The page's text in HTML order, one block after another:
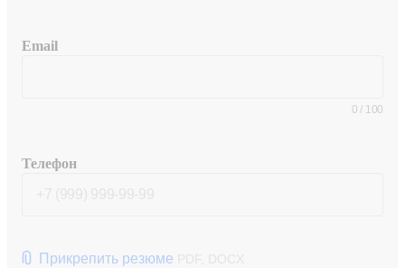
Email
0 / 100
Телефон
Прикрепить резюме